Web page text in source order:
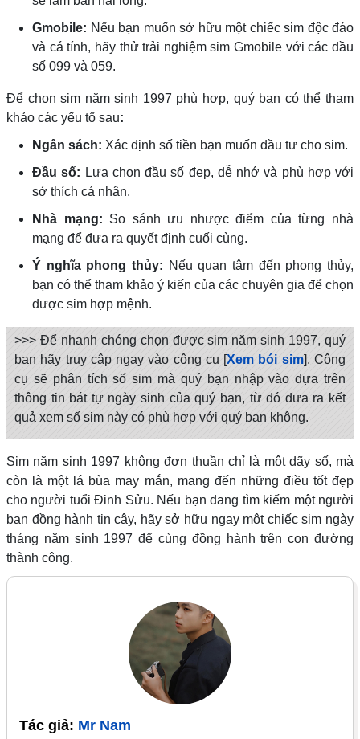
Gmobile: Nếu bạn muốn sở hữu một chiếc sim độc đáo
và cá tính, hãy thử trải nghiệm sim Gmobile với các đầu
số 099 và 059.
Để chọn sim năm sinh 1997 phù hợp, quý bạn có thể tham
khảo các yếu tố sau:
Ngân sách: Xác định số tiền bạn muốn đầu tư cho sim.
Đầu số: Lựa chọn đầu số đẹp, dễ nhớ và phù hợp với
sở thích cá nhân.
Nhà mạng: So sánh ưu nhược điểm của từng nhà
mạng để đưa ra quyết định cuối cùng.
Ý nghĩa phong thủy: Nếu quan tâm đến phong thủy,
bạn có thể tham khảo ý kiến của các chuyên gia để chọn
được sim hợp mệnh.
>>> Để nhanh chóng chọn được sim năm sinh 1997, quý
bạn hãy truy cập ngay vào công cụ [Xem bói sim]. Công
cụ sẽ phân tích số sim mà quý bạn nhập vào dựa trên
thông tin bát tự ngày sinh của quý bạn, từ đó đưa ra kết
quả xem số sim này có phù hợp với quý bạn không.
Sim năm sinh 1997 không đơn thuần chỉ là một dãy số, mà
còn là một lá bùa may mắn, mang đến những điều tốt đẹp
cho người tuổi Đinh Sửu. Nếu bạn đang tìm kiếm một người
bạn đồng hành tin cậy, hãy sở hữu ngay một chiếc sim ngày
tháng năm sinh 1997 để cùng đồng hành trên con đường
thành công.
Tác giả: Mr Nam